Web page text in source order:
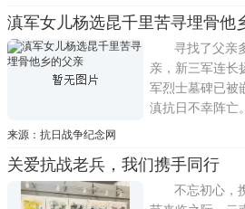
1944年9月14日
日寇手中夺回了
城已没有了一块
滇军女儿杨选昆千里苦寻埋骨他
寻找了父亲
亲，新三军连长
军烈士墓碑已被
滇抗日不幸阵亡
赣之间找寻父
一生的时间苦读
亲杨开龙是在
来源：抗日战争纪念网
关爱抗战老兵，我们携手同行
不忘初心，